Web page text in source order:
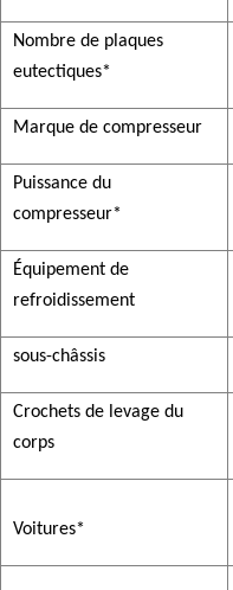
Nombre de plaques
eutectiques*
Marque de compresseur
Puissance du
compresseur*
Équipement de
refroidissement
sous-châssis
Crochets de levage du
corps
Voitures*